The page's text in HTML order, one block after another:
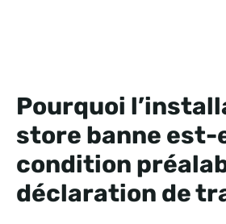
Pourquoi
store banne est-
condition
déclaration de